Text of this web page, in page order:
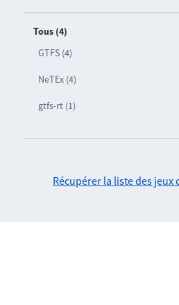
Tous (4)
GTFS (4)
NeTEx (4)
gtfs-rt (1)
Récupérer la liste des jeux